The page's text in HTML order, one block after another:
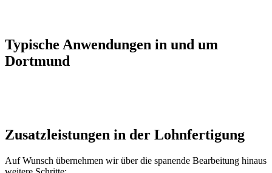
Typische Anwendungen in und um
Dortmund
Zusatzleistungen in der Lohnfertigung
Auf Wunsch übernehmen wir über die spanende Bearbeitung hinaus